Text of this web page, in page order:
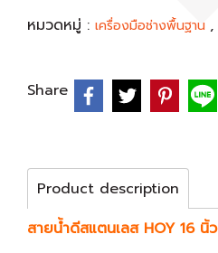
หมวดหมู่ : เครื่องมือช่างพื้นฐาน ,
Share
Product description
สายน้ำดีสแตนเลส HOY 16 นิ้ว